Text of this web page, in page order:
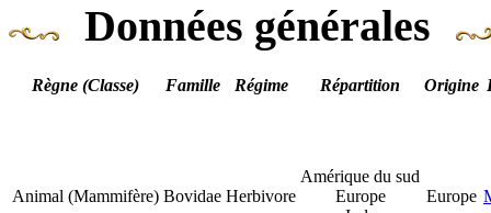
Données générales
Règne (Classe) Famille Régime Répartition Origine
Animal (Mammifère) Bovidae Herbivore
Amérique du sud
Europe
Europe